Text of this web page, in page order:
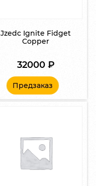
Jzedc Ignite Fidget
Copper
32000 ₽
Предзаказ